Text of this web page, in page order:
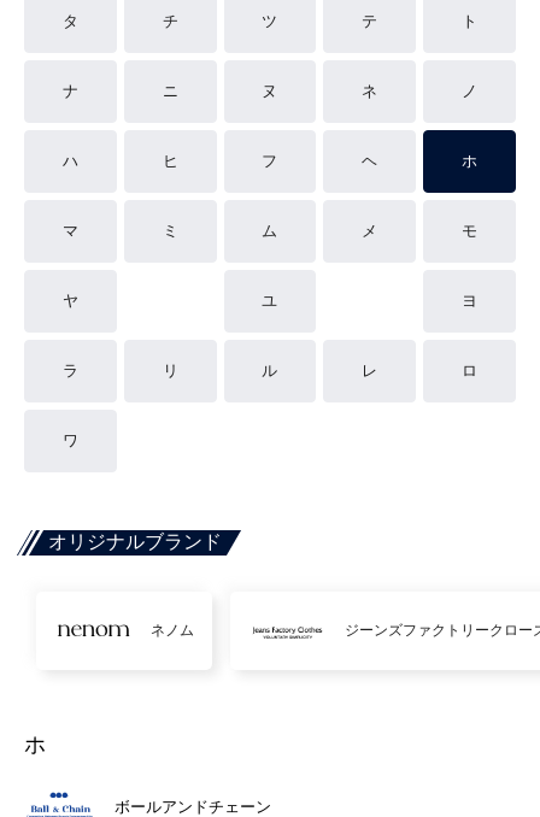
タ チ ツ テ ト
ナ ニ ヌ ネ ノ
ハ ヒ フ ヘ ホ
マ ミ ム メ モ
ヤ ユ ヨ
ラ リ ル レ ロ
ワ
オリジナルブランド
ネノム ジーンズファクトリークロー
ホ
ボールアンドチェーン